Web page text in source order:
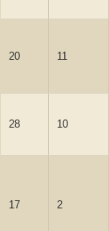
20 11
28 10
17 2